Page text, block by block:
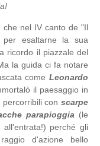
, che nel IV canto de "Il
per esaltarne la sua
ricordo il piazzale del
la guida ci fa notare
come Leonardo
il paesaggio in
con scarpe
parapioggia (le
perché gli
d'azione bello